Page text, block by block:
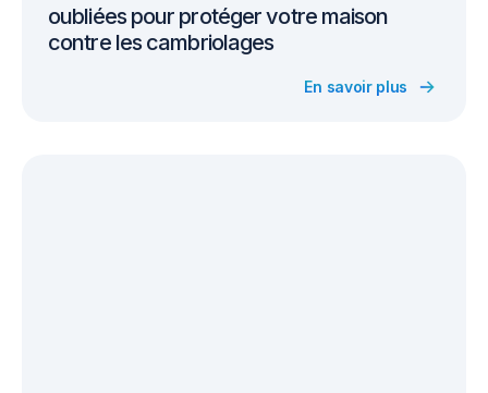
oubliées pour protéger votre maison
contre les cambriolages
En savoir plus